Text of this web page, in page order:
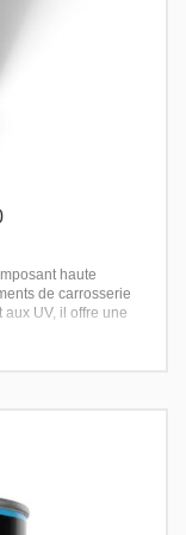
haute
de carrosserie
UV, il offre une